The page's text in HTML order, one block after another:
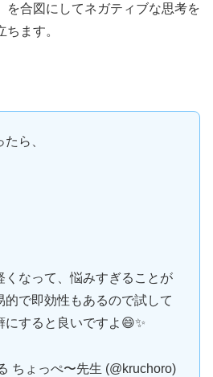
を合図にしてネガティブな思考を
ます。
ら、
くなって、悩みすぎることが
的で即効性もあるので試して
すると良いですよ😄✨
ちょっぺ〜先生 (@kruchoro)